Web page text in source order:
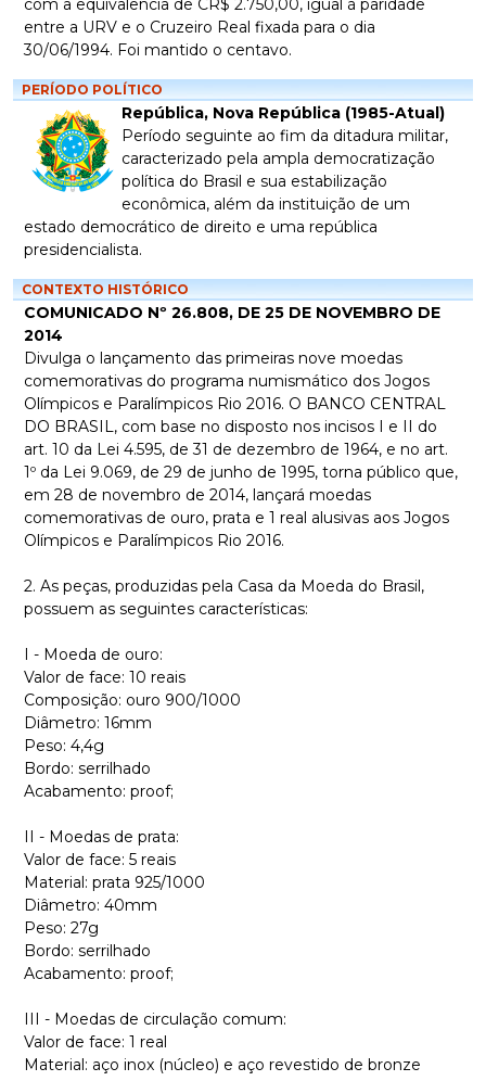
com a equivalência de CR$ 2.750,00, igual à paridade
entre a URV e o Cruzeiro Real fixada para o dia
30/06/1994. Foi mantido o centavo.
PERÍODO POLÍTICO
República, Nova República (1985-Atual)
Período seguinte ao fim da ditadura militar,
caracterizado pela ampla democratização
política do Brasil e sua estabilização
econômica, além da instituição de um
estado democrático de direito e uma república
presidencialista.
CONTEXTO HISTÓRICO
COMUNICADO Nº 26.808, DE 25 DE NOVEMBRO DE
2014
Divulga o lançamento das primeiras nove moedas
comemorativas do programa numismático dos Jogos
Olímpicos e Paralímpicos Rio 2016. O BANCO CENTRAL
DO BRASIL, com base no disposto nos incisos I e II do
art. 10 da Lei 4.595, de 31 de dezembro de 1964, e no art.
1º da Lei 9.069, de 29 de junho de 1995, torna público que,
em 28 de novembro de 2014, lançará moedas
comemorativas de ouro, prata e 1 real alusivas aos Jogos
Olímpicos e Paralímpicos Rio 2016.
2. As peças, produzidas pela Casa da Moeda do Brasil,
possuem as seguintes características:
I - Moeda de ouro:
Valor de face: 10 reais
Composição: ouro 900/1000
Diâmetro: 16mm
Peso: 4,4g
Bordo: serrilhado
Acabamento: proof;
II - Moedas de prata:
Valor de face: 5 reais
Material: prata 925/1000
Diâmetro: 40mm
Peso: 27g
Bordo: serrilhado
Acabamento: proof;
III - Moedas de circulação comum:
Valor de face: 1 real
Material: aço inox (núcleo) e aço revestido de bronze